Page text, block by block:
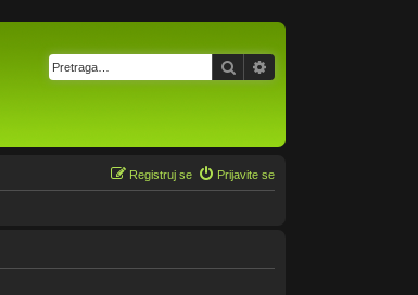
Pretraga
Prijavite se
Registruj se